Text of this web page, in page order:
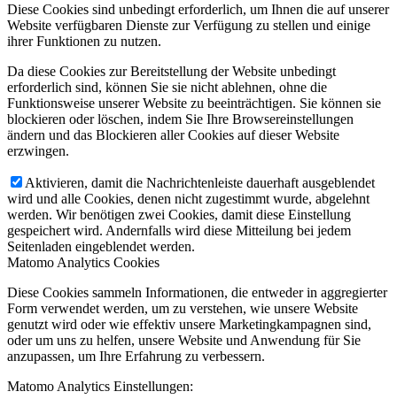
Diese Cookies sind unbedingt erforderlich, um Ihnen die auf unserer
Website verfügbaren Dienste zur Verfügung zu stellen und einige
ihrer Funktionen zu nutzen.
Da diese Cookies zur Bereitstellung der Website unbedingt
erforderlich sind, können Sie sie nicht ablehnen, ohne die
Funktionsweise unserer Website zu beeinträchtigen. Sie können sie
blockieren oder löschen, indem Sie Ihre Browsereinstellungen
ändern und das Blockieren aller Cookies auf dieser Website
erzwingen.
Aktivieren, damit die Nachrichtenleiste dauerhaft ausgeblendet
wird und alle Cookies, denen nicht zugestimmt wurde, abgelehnt
werden. Wir benötigen zwei Cookies, damit diese Einstellung
gespeichert wird. Andernfalls wird diese Mitteilung bei jedem
Seitenladen eingeblendet werden.
Matomo Analytics Cookies
Diese Cookies sammeln Informationen, die entweder in aggregierter
Form verwendet werden, um zu verstehen, wie unsere Website
genutzt wird oder wie effektiv unsere Marketingkampagnen sind,
oder um uns zu helfen, unsere Website und Anwendung für Sie
anzupassen, um Ihre Erfahrung zu verbessern.
Matomo Analytics Einstellungen: